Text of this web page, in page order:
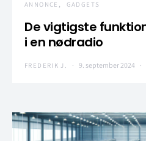
ANNONCE GADGETS
De vigtigste
i en nødradio
FREDERIK J. 9. september 2024